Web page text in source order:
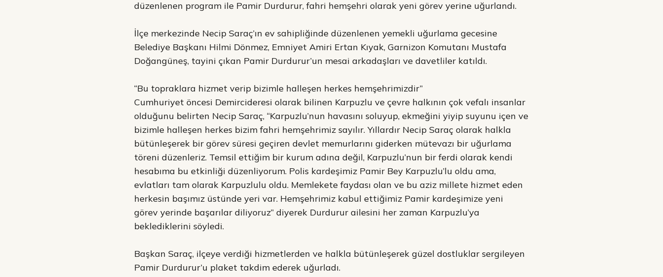
düzenlenen program ile Pamir Durdurur, fahri hemşehri olarak yeni görev yerine uğurlandı.
İlçe merkezinde Necip Saraç’ın ev sahipliğinde düzenlenen yemekli uğurlama gecesine
Belediye Başkanı Hilmi Dönmez, Emniyet Amiri Ertan Kıyak, Garnizon Komutanı Mustafa
Doğangüneş, tayini çıkan Pamir Durdurur’un mesai arkadaşları ve davetliler katıldı.
“Bu topraklara hizmet verip bizimle halleşen herkes hemşehrimizdir”
Cumhuriyet öncesi Demircideresi olarak bilinen Karpuzlu ve çevre halkının çok vefalı insanlar
olduğunu belirten Necip Saraç, “Karpuzlu’nun havasını soluyup, ekmeğini yiyip suyunu içen ve
bizimle halleşen herkes bizim fahri hemşehrimiz sayılır. Yıllardır Necip Saraç olarak halkla
bütünleşerek bir görev süresi geçiren devlet memurlarını giderken mütevazı bir uğurlama
töreni düzenleriz. Temsil ettiğim bir kurum adına değil, Karpuzlu’nun bir ferdi olarak kendi
hesabıma bu etkinliği düzenliyorum. Polis kardeşimiz Pamir Bey Karpuzlu’lu oldu ama,
evlatları tam olarak Karpuzlulu oldu. Memlekete faydası olan ve bu aziz millete hizmet eden
herkesin başımız üstünde yeri var. Hemşehrimiz kabul ettiğimiz Pamir kardeşimize yeni
görev yerinde başarılar diliyoruz” diyerek Durdurur ailesini her zaman Karpuzlu’ya
beklediklerini söyledi.
Başkan Saraç, ilçeye verdiği hizmetlerden ve halkla bütünleşerek güzel dostluklar sergileyen
Pamir Durdurur’u plaket takdim ederek uğurladı.